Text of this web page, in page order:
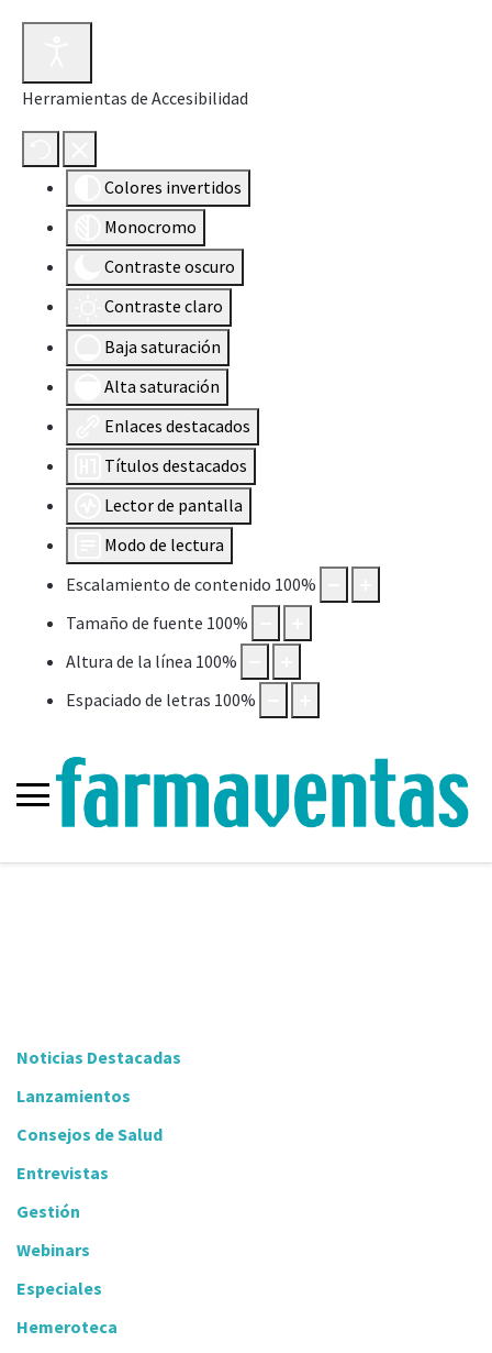
Herramientas de Accesibilidad
Colores invertidos
Monocromo
Contraste oscuro
Contraste claro
Baja saturación
Alta saturación
Enlaces destacados
Títulos destacados
Lector de pantalla
Modo de lectura
Escalamiento de contenido 100%
Tamaño de fuente 100%
Altura de la línea 100%
Espaciado de letras 100%
Noticias Destacadas
Lanzamientos
Consejos de Salud
Entrevistas
Gestión
Webinars
Especiales
Hemeroteca